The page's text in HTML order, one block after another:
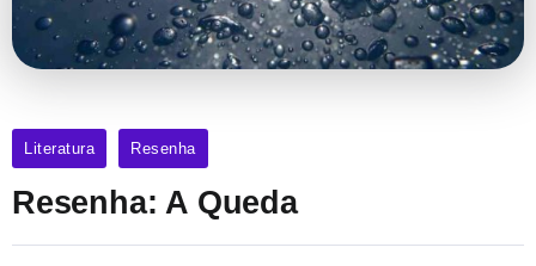
Literatura Resenha
Resenha: A Queda